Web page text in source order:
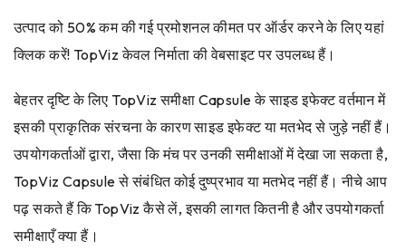
उत्पाद को 50% कम की गई प्रमोशनल कीमत पर ऑर्डर करने के लिए यहां
क्लिक करें! TopViz केवल निर्माता की वेबसाइट पर उपलब्ध हैं।
बेहतर दृष्टि के लिए TopViz समीक्षा Capsule के साइड इफेक्ट वर्तमान में
इसकी प्राकृतिक संरचना के कारण साइड इफेक्ट या मतभेद से जुड़े नहीं हैं।
उपयोगकर्ताओं द्वारा, जैसा कि मंच पर उनकी समीक्षाओं में देखा जा सकता है,
TopViz Capsule से संबंधित कोई दुष्प्रभाव या मतभेद नहीं हैं। नीचे आप
पढ़ सकते हैं कि TopViz कैसे लें, इसकी लागत कितनी है और उपयोगकर्ता
समीक्षाएँ क्या हैं।